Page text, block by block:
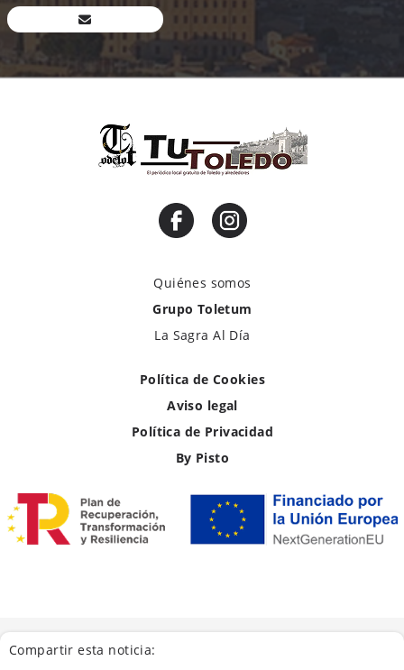
Quiénes somos
Grupo Toletum
La Sagra Al Día
Política de Cookies
Aviso legal
Política de Privacidad
By Pisto
Compartir esta noticia: